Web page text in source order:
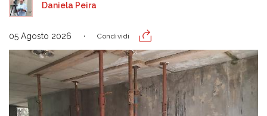
Daniela Peira
05 Agosto 2026 Condividi